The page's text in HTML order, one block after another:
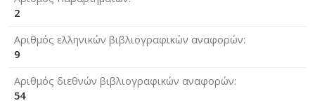
2
Αριθμός ελληνικών βιβλιογραφικών αναφορών
9
Αριθμός διεθνών βιβλιογραφικών αναφορών
54